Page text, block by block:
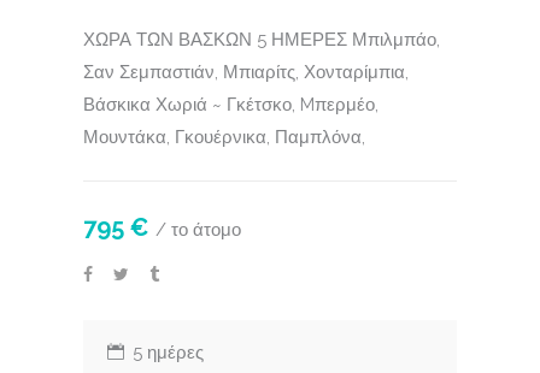
ΧΩΡΑ ΤΩΝ ΒΑΣΚΩΝ 5 ΗΜΕΡΕΣ Μπιλμπάο,
Σαν Σεμπαστιάν, Μπιαρίτς, Χονταρίμπια,
Βάσκικα Χωριά ~ Γκέτσκο, Mπερμέο,
Μουντάκα, Γκουέρνικα, Παμπλόνα,
795 € / το άτομο
5 ημέρες